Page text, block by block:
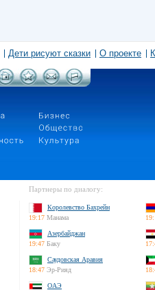
Дети рисуют сказки О проекте
Партнеры по диалогу:
Королевство Бахрейн
19:17 Манама
Азербайджан
19:47 Баку
Саудовская Аравия
18:47 Эр-Рияд
ОАЭ